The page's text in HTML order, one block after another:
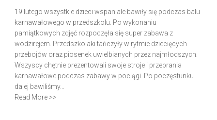
19 lutego wszystkie dzieci wspaniale bawiły się podczas balu
karnawałowego w przedszkolu. Po wykonaniu
pamiątkowych zdjęć rozpoczęła się super zabawa z
wodzirejem. Przedszkolaki tańczyły w rytmie dziecięcych
przebojów oraz piosenek uwielbianych przez najmłodszych.
Wszyscy chętnie prezentowali swoje stroje i przebrania
karnawałowe podczas zabawy w pociągi. Po poczęstunku
dalej bawiliśmy...
Read More >>